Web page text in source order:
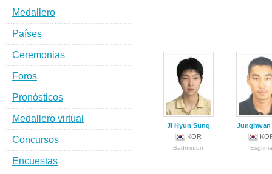
Ji Hyun Sung
KOR
Badminton
Junghwan
Esgrima
Medallero
Países
Ceremonias
Foros
Pronósticos
Medallero virtual
Concursos
Encuestas